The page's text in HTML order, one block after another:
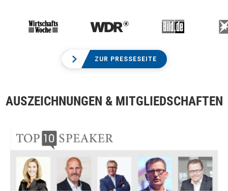
ZUR PRESSESEITE
AUSZEICHNUNGEN & MITGLIEDSCHAFTEN